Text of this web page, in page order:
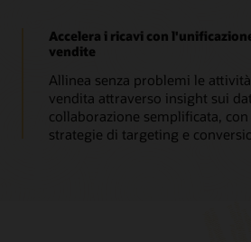
Accelera i ricavi con
vendite
Allinea senza problemi le
vendita attraverso insight sui
collaborazione semplificata,
strategie di targeting e